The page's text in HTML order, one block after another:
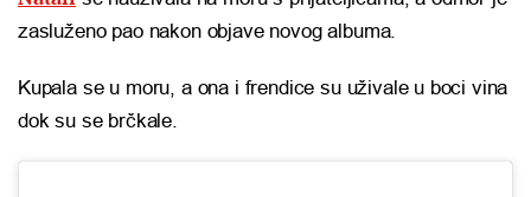
zasluženo pao nakon objave novog albuma.
Kupala se u moru, a ona i frendice su uživale u boci vina
dok su se brčkale.